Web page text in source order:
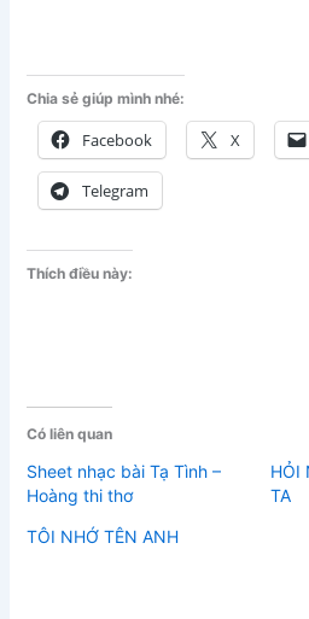
Chia sẻ giúp mình nhé:
Facebook X
Telegram
Thích điều này:
Có liên quan
Sheet nhạc bài Tạ Tình –
Hoàng thi thơ
HỎI
TA
TÔI NHỚ TÊN ANH